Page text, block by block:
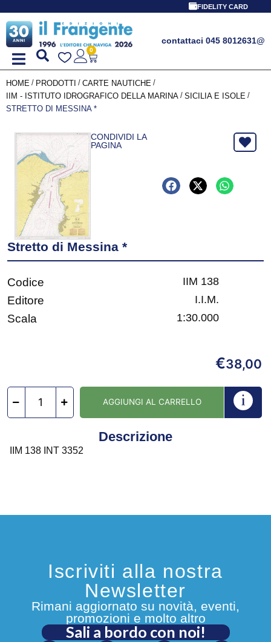
FIDELITY CARD
contattaci 045 8012631@
0
HOME / PRODOTTI / CARTE NAUTICHE /
IIM - ISTITUTO IDROGRAFICO DELLA MARINA / SICILIA E ISOLE /
STRETTO DI MESSINA *
CONDIVIDI LA
PAGINA
Stretto di Messina *
Codice IIM 138
Editore I.I.M.
Scala 1:30.000
€38,00
AGGIUNGI AL CARRELLO
Descrizione
IIM 138 INT 3352
Iscriviti alla nostra
Newsletter
Rimani aggiornato su novità, eventi,
promozioni e molto altro
Sali a bordo con noi!